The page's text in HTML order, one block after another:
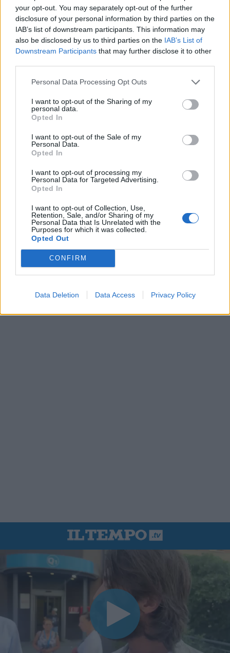
your opt-out. You may separately opt-out of the further
disclosure of your personal information by third parties on the
IAB’s list of downstream participants. This information may
also be disclosed by us to third parties on the IAB’s List of
Downstream Participants that may further disclose it to other
Personal Data Processing Opt Outs
I want to opt-out of the Sharing of my
personal data.
Opted In
I want to opt-out of the Sale of my
Personal Data.
Opted In
I want to opt-out of processing my
Personal Data for Targeted Advertising.
Opted In
I want to opt-out of Collection, Use,
Retention, Sale, and/or Sharing of my
Personal Data that Is Unrelated with the
Purposes for which it was collected.
Opted Out
CONFIRM
Data Deletion Data Access Privacy Policy